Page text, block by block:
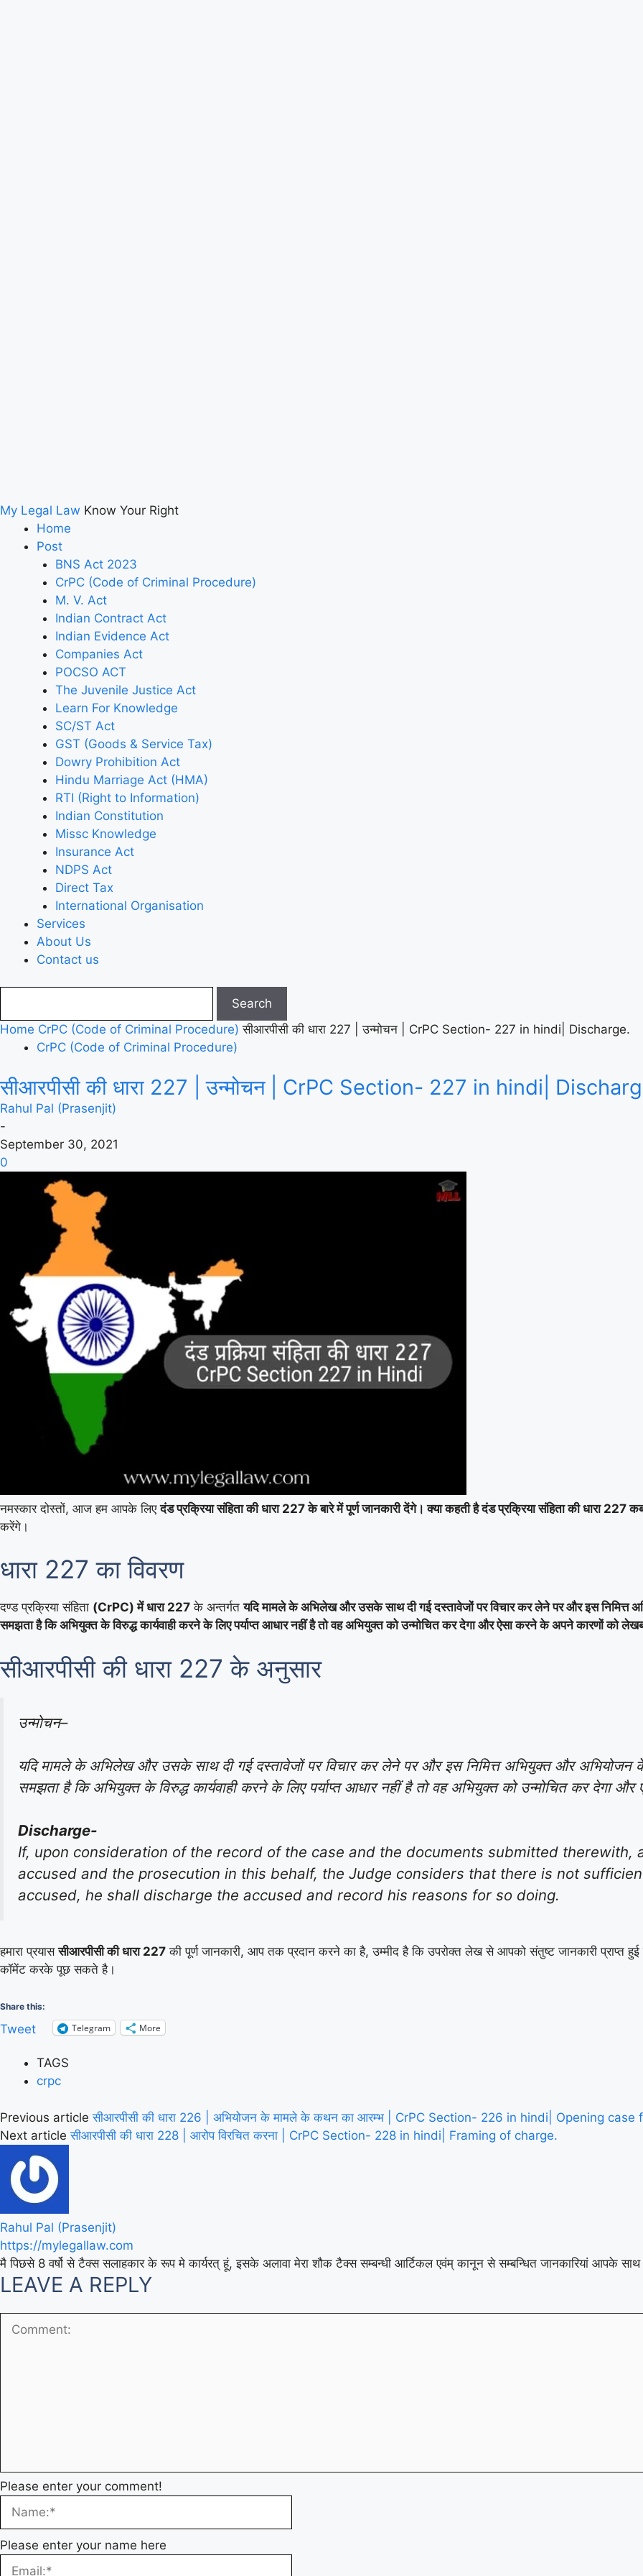
My Legal Law Know Your Right
Home
Post
BNS Act 2023
CrPC (Code of Criminal Procedure)
M. V. Act
Indian Contract Act
Indian Evidence Act
Companies Act
POCSO ACT
The Juvenile Justice Act
Learn For Knowledge
SC/ST Act
GST (Goods & Service Tax)
Dowry Prohibition Act
Hindu Marriage Act (HMA)
RTI (Right to Information)
Indian Constitution
Missc Knowledge
Insurance Act
NDPS Act
Direct Tax
International Organisation
Services
About Us
Contact us
Home CrPC (Code of Criminal Procedure) सीआरपीसी की धारा 227 | उन्मोचन | CrPC Section- 227 in hindi| Discharge.
CrPC (Code of Criminal Procedure)
सीआरपीसी की धारा 227 | उन्मोचन | CrPC Section- 227 in hindi|
Rahul Pal (Prasenjit)
-
September 30, 2021
0
नमस्कार दोस्तों, आज हम आपके लिएदंड प्रक्रिया संहिता की धारा 227 के बारे में पूर्ण जानकारी देंगे। क्या कहती है दंड प्रक्रिया संहिता की धारा 227
करेंगे।
धारा 227 का विवरण
दण्ड प्रक्रिया संहिता (CrPC) में धारा 227 के अन्तर्गतयदि मामले के अभिलेख और उसके साथ दी गई दस्तावेजों पर विचार कर लेने पर और इस निमित्त
समझता है कि अभियुक्त के विरुद्ध कार्यवाही करने के लिए पर्याप्त आधार नहीं है तो वह अभियुक्त को उन्मोचित कर देगा और ऐसा करने के अपने कारणों को
सीआरपीसी की धारा 227 के अनुसार
उन्मोचन–
यदि मामले के अभिलेख और उसके साथ दी गई दस्तावेजों पर विचार कर लेने पर और इस निमित्त अभियुक्त और अभियोजन
समझता है कि अभियुक्त के विरुद्ध कार्यवाही करने के लिए पर्याप्त आधार नहीं है तो वह अभियुक्त को उन्मोचित कर देगा
Discharge-
If, upon consideration of the record of the case and the documents submitted therewith,
accused and the prosecution in this behalf, the Judge considers that there is not
accused, he shall discharge the accused and record his reasons for so doing.
हमारा प्रयाससीआरपीसी की धारा 227 की पूर्ण जानकारी, आप तक प्रदान करने का है, उम्मीद है कि उपरोक्त लेख से आपको संतुष्ट जानकारी प्राप्त
कॉमेंट करके पूछ सकते है।
Share this:
Tweet Telegram More
TAGS
crpc
Previous article सीआरपीसी की धारा 226 | अभियोजन के मामले के कथन का आरम्भ | CrPC Section- 226 in hindi| Opening
Next article सीआरपीसी की धारा 228 | आरोप विरचित करना | CrPC Section- 228 in hindi| Framing of charge.
Rahul Pal (Prasenjit)
https://mylegallaw.com
मै पिछसे 8 वर्षो से टैक्स सलाहकार के रूप मे कार्यरत् हूं, इसके अलावा मेरा शौक टैक्स सम्बन्धी आर्टिकल एवंम् कानून से सम्बन्धित जानकारियां आपके
LEAVE A REPLY
Please enter your comment!
Please enter your name here